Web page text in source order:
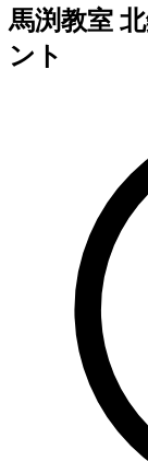
馬渕教室
ント